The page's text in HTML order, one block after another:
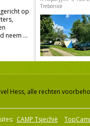
op
neem ...
Trebonice
Hess, alle rechten
CAMP Tsjechië